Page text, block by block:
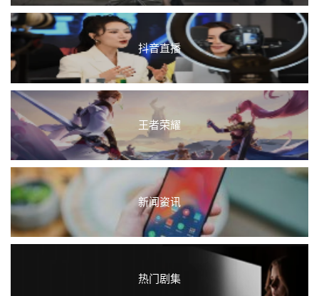
抖音直播
王者荣耀
新闻资讯
热门剧集